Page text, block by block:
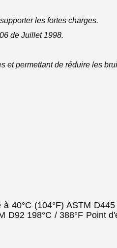
les fortes charges.
de Juillet 1998.
et permettant de réduire les
40°C (104°F) ASTM
D92 198°C / 388°F Point